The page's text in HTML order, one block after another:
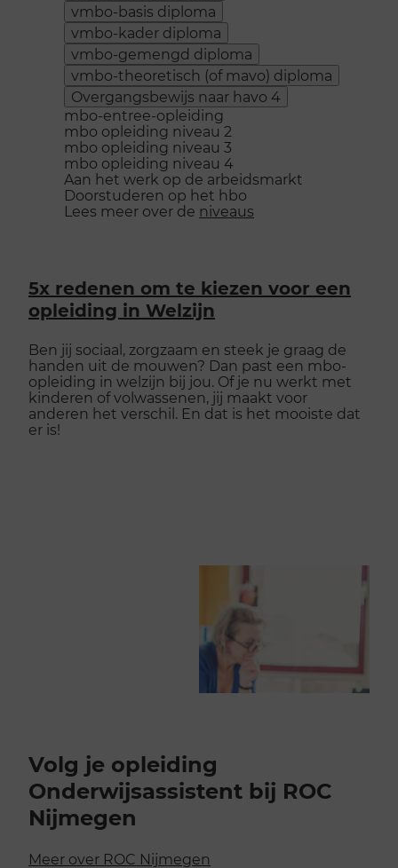
vmbo-basis diploma
vmbo-kader diploma
vmbo-gemengd diploma
vmbo-theoretisch (of mavo) diploma
Overgangsbewijs naar havo 4
mbo-entree-opleiding
mbo opleiding niveau 2
mbo opleiding niveau 3
mbo opleiding niveau 4
Aan het werk op de arbeidsmarkt
Doorstuderen op het hbo
Lees meer over de niveaus
5x redenen om te kiezen voor een
opleiding in Welzijn
Ben jij sociaal, zorgzaam en steek je graag de
handen uit de mouwen? Dan past een mbo-
opleiding in welzijn bij jou. Of je nu werkt met
kinderen of volwassenen, jij maakt voor
anderen het verschil. En dat is het mooiste dat
er is!
Volg je opleiding
Onderwijsassistent bij ROC
Nijmegen
Meer over ROC Nijmegen